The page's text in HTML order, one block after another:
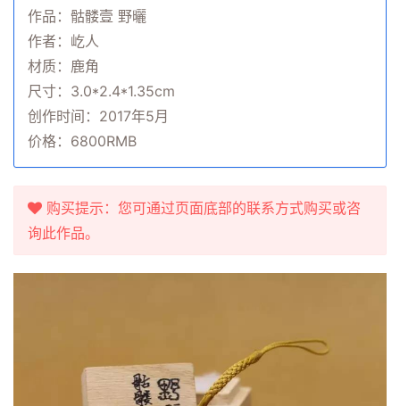
作品：骷髅壹 野曬
作者：屹人
材质：鹿角
尺寸：3.0*2.4*1.35cm
创作时间：2017年5月
价格：6800RMB
购买提示：您可通过页面底部的联系方式购买或咨
询此作品。